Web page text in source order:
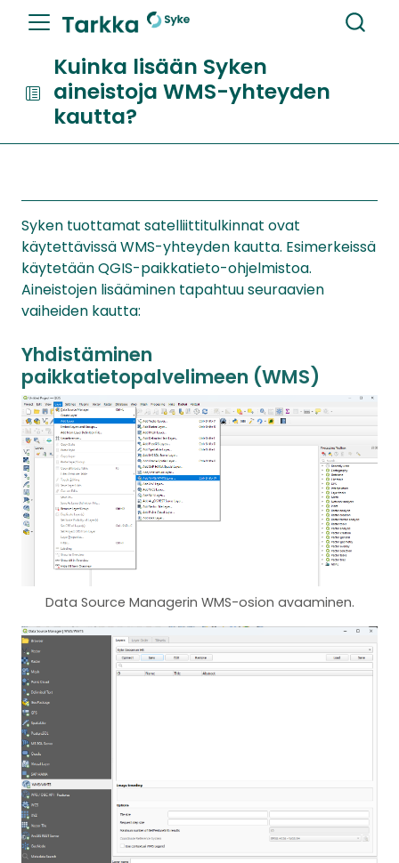
Kuinka lisään Syken
aineistoja WMS-yhteyden
kautta?
Syken tuottamat satelliittitulkinnat ovat
käytettävissä WMS-yhteyden kautta. Esimerkeissä
käytetään QGIS-paikkatieto-ohjelmistoa.
Aineistojen lisääminen tapahtuu seuraavien
vaiheiden kautta:
Yhdistäminen
paikkatietopalvelimeen (WMS)
Data Source Managerin WMS-osion avaaminen.